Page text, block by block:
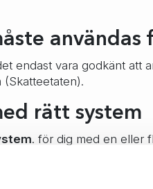
endast vara godkänt att
rätt system
. för dig med en eller
Läs mer om